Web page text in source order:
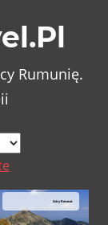
Rumunię.
Góry Retezat